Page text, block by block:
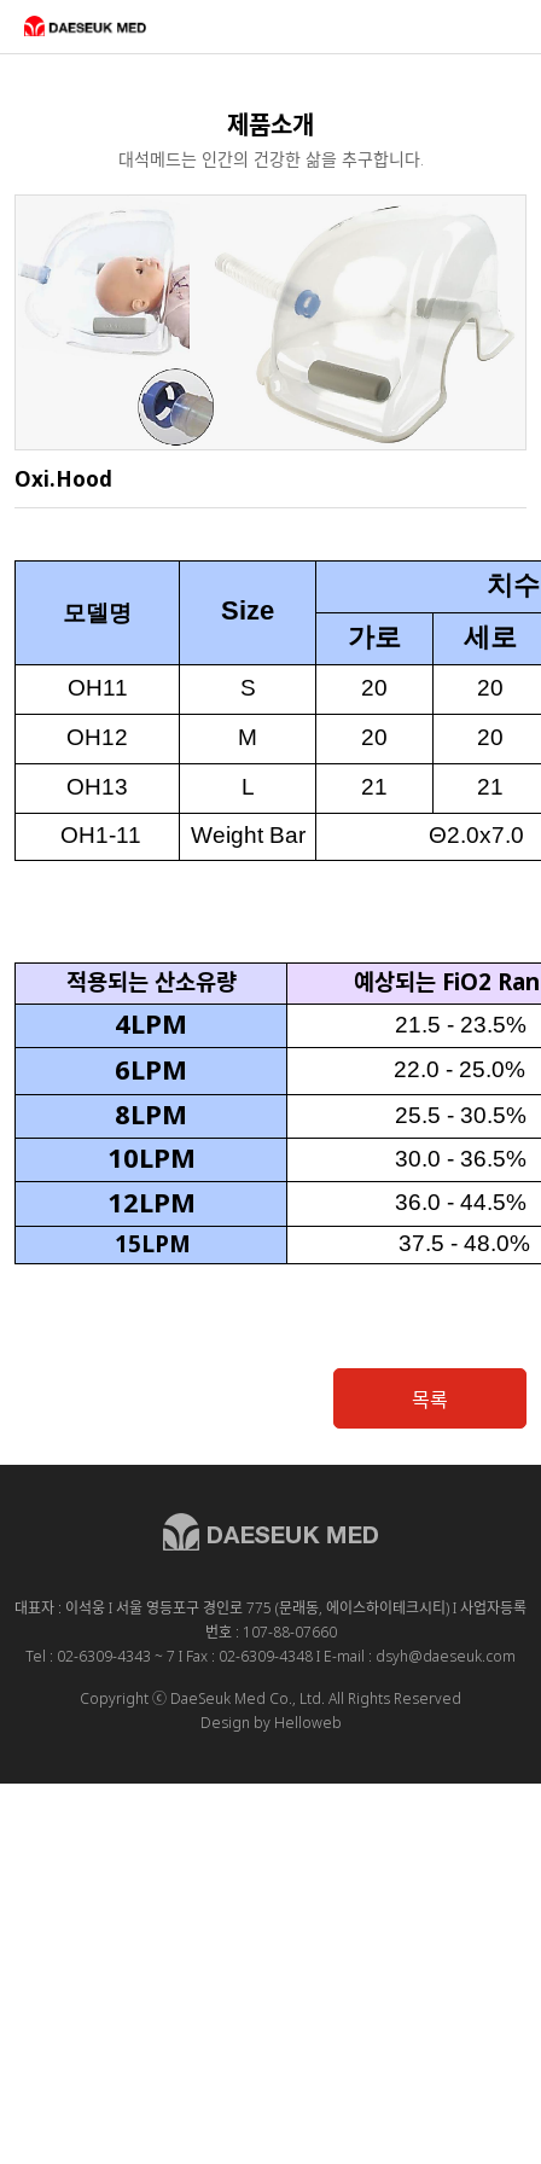
제품소개
대석메드는 인간의 건강한 삶을 추구합니다.
Oxi.Hood
모델명 Size
치수
가로
세로
OH11 S 20
20
OH12
M 20
20
OH13
L 21
21
OH1-11
Weight Bar
적용되는 산소유량 예상되는 FiO2
4LPM 21.5 - 23.5%
6LPM 22.0 - 25.0%
8LPM 25.5 - 30.5%
10LPM 30.0 - 36.5%
12LPM 36.0 - 44.5%
15LPM 37.5 - 48.0%
목록
대표자 : 이석웅 I 서울 영등포구 경인로 775 (문래동, 에이스하이테크시티) I 사업자등록
번호 : 107-88-07660
Tel : 02-6309-4343 ~ 7 I Fax : 02-6309-4348 I E-mail : dsyh@daeseuk.com
Copyright ⓒ DaeSeuk Med Co., Ltd. All Rights Reserved
Design by Helloweb